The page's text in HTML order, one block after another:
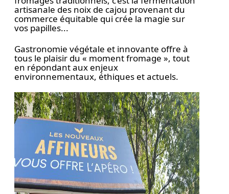
artisanale des noix de cajou provenant du
commerce équitable qui crée la magie sur
vos papilles...⁠
Gastronomie végétale et innovante offre à
tous le plaisir du « moment fromage », tout
en répondant aux enjeux
environnementaux, éthiques et actuels.